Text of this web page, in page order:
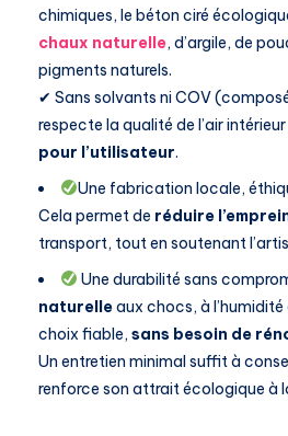
chimiques, le béton ciré
chaux naturelle, d’argile, de
pigments naturels.
✔ Sans solvants ni COV
respecte la qualité de l’air
pour l’utilisateur.
Une fabrication locale,
Cela permet de réduire
transport, tout en soutenant
Une durabilité sans
naturelleaux chocs, à l’humidité
choix fiable, sans besoin de
Un entretien minimal suffit à
renforce son attrait écologique à